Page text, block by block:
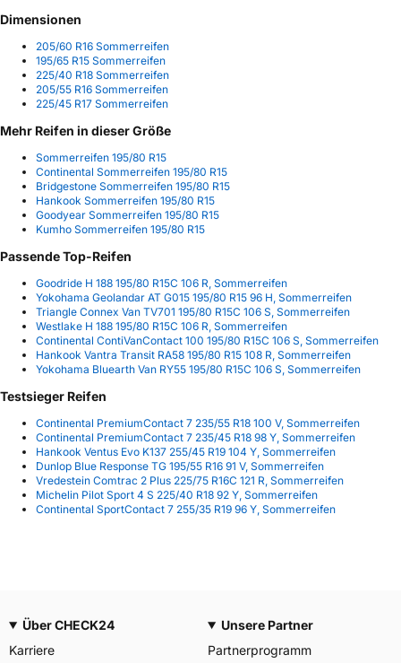
Dimensionen
205/60 R16 Sommerreifen
195/65 R15 Sommerreifen
225/40 R18 Sommerreifen
205/55 R16 Sommerreifen
225/45 R17 Sommerreifen
Mehr Reifen in dieser Größe
Sommerreifen 195/80 R15
Continental Sommerreifen 195/80 R15
Bridgestone Sommerreifen 195/80 R15
Hankook Sommerreifen 195/80 R15
Goodyear Sommerreifen 195/80 R15
Kumho Sommerreifen 195/80 R15
Passende Top-Reifen
Goodride H 188 195/80 R15C 106 R, Sommerreifen
Yokohama Geolandar AT G015 195/80 R15 96 H, Sommerreifen
Triangle Connex Van TV701 195/80 R15C 106 S, Sommerreifen
Westlake H 188 195/80 R15C 106 R, Sommerreifen
Continental ContiVanContact 100 195/80 R15C 106 S, Sommerreifen
Hankook Vantra Transit RA58 195/80 R15 108 R, Sommerreifen
Yokohama Bluearth Van RY55 195/80 R15C 106 S, Sommerreifen
Testsieger Reifen
Continental PremiumContact 7 235/55 R18 100 V, Sommerreifen
Continental PremiumContact 7 235/45 R18 98 Y, Sommerreifen
Hankook Ventus Evo K137 255/45 R19 104 Y, Sommerreifen
Dunlop Blue Response TG 195/55 R16 91 V, Sommerreifen
Vredestein Comtrac 2 Plus 225/75 R16C 121 R, Sommerreifen
Michelin Pilot Sport 4 S 225/40 R18 92 Y, Sommerreifen
Continental SportContact 7 255/35 R19 96 Y, Sommerreifen
Über CHECK24
Karriere
Unsere Partner
Partnerprogramm